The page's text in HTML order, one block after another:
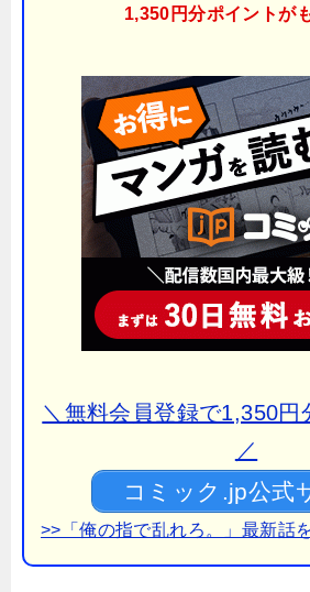
1,350円分ポイントが
＼無料会員登録で1,350円
／
コミック.jp公式
>>「俺の指で乱れろ。」最新話